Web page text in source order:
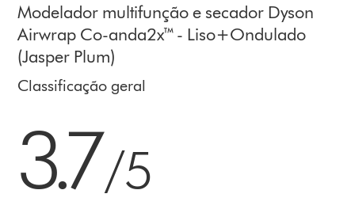
Modelador multifunção e secador Dyson
Airwrap Co-anda2x™ - Liso+Ondulado
(Jasper Plum)
Classificação geral
3.7/5